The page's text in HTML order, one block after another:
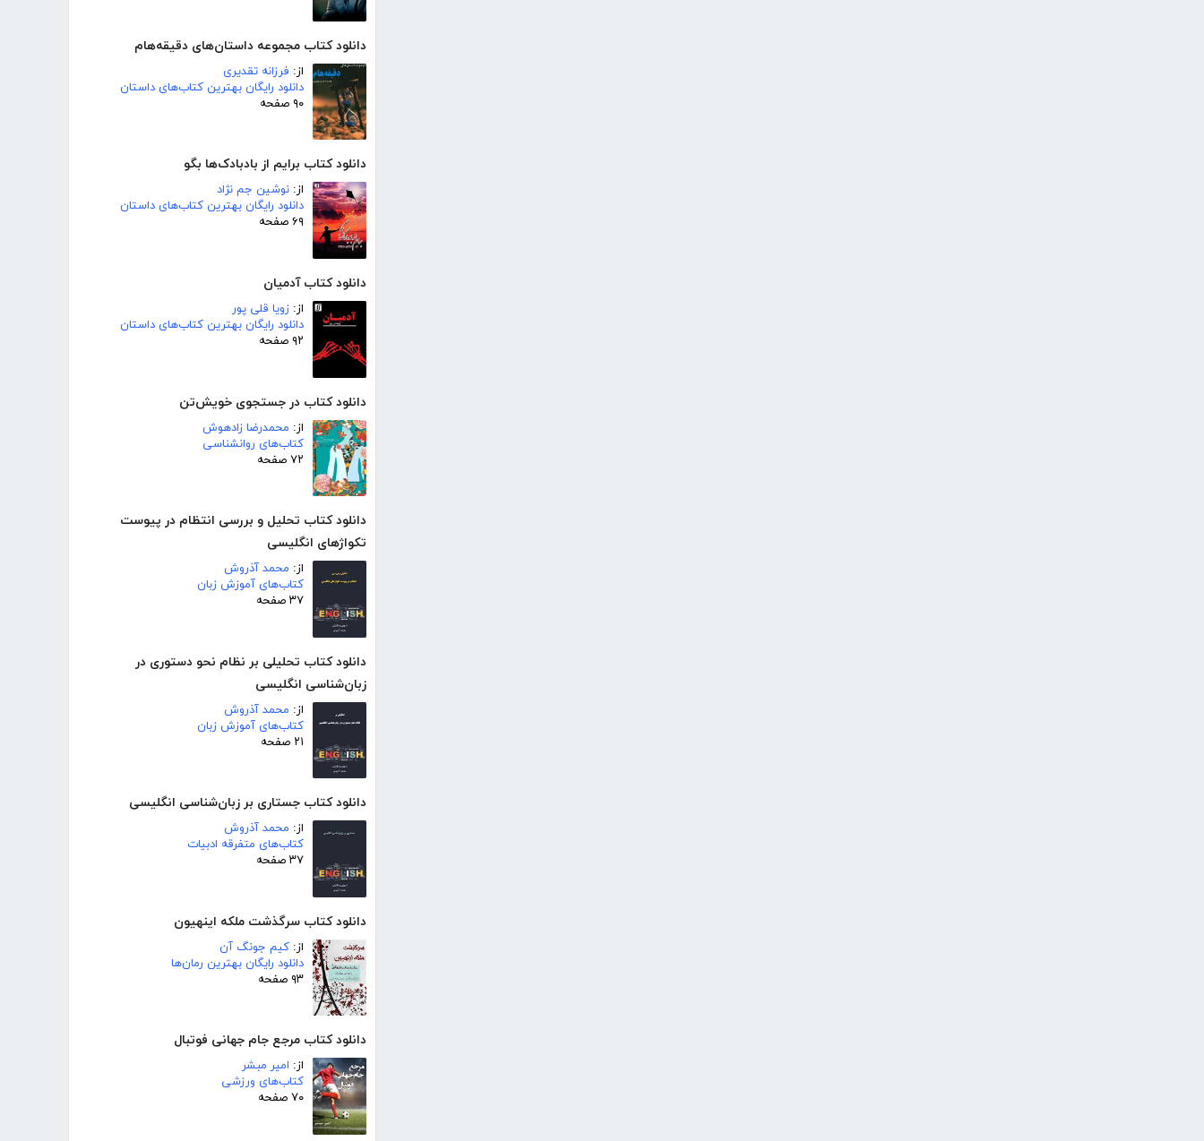
دانلود کتاب مجموعه داستان‌های دقیقه‌هام
از: فرزانه تقدیری
دانلود رایگان بهترین کتاب‌های داستان
۹۰ صفحه
دانلود کتاب برایم از بادبادک‌ها بگو
از: نوشین جم نژاد
دانلود رایگان بهترین کتاب‌های داستان
۶۹ صفحه
دانلود کتاب آدمیان
از: زویا قلی پور
دانلود رایگان بهترین کتاب‌های داستان
۹۲ صفحه
دانلود کتاب در جستجوی خویش‌تن
از: محمدرضا زادهوش
کتاب‌های روانشناسی
۷۲ صفحه
دانلود کتاب تحلیل و بررسی انتظام در پیوست
تکواژهای انگلیسی
از: محمد آذروش
کتاب‌های آموزش زبان
۳۷ صفحه
دانلود کتاب تحلیلی بر نظام نحو دستوری در
زبان‌شناسی انگلیسی
از: محمد آذروش
کتاب‌های آموزش زبان
۲۱ صفحه
دانلود کتاب جستاری بر زبان‌شناسی انگلیسی
از: محمد آذروش
کتاب‌های متفرقه ادبیات
۳۷ صفحه
دانلود کتاب سرگذشت ملکه اینهیون
از: کیم جونگ آن
دانلود رایگان بهترین رمان‌ها
۹۳ صفحه
دانلود کتاب مرجع جام جهانی فوتبال
از: امیر مبشر
کتاب‌های ورزشی
۷۰ صفحه